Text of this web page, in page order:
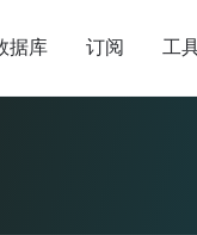
据库 订阅 工